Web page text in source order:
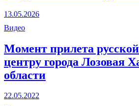
13.05.2026
Видео
Момент прилета
центру города Лозовая
области
22.05.2022